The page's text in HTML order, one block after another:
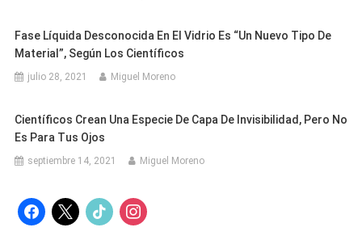
Fase Líquida Desconocida En El Vidrio Es “un Nuevo Tipo De
Material”, Según Los Científicos
julio 28, 2021 Miguel Moreno
Científicos Crean Una Especie De Capa De Invisibilidad, Pero No
Es Para Tus Ojos
septiembre 14, 2021 Miguel Moreno
facebook
x tiktok instagram